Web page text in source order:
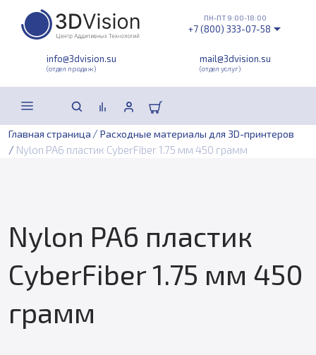
info@3dvision.su
(отдел продаж)
mail@3dvision.su
(отдел услуг)
ПН-ПТ 9:00-18:00
+7 (800) 333-07-58
Главная страница / Расходные материалы для 3D-принтеров
/ Nylon PA6 пластик CyberFiber 1.75 мм 450 грамм
Nylon PA6 пластик
CyberFiber 1.75 мм 450
грамм